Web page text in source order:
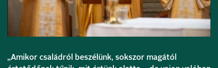
„Amikor családról beszélünk, sokszor magától